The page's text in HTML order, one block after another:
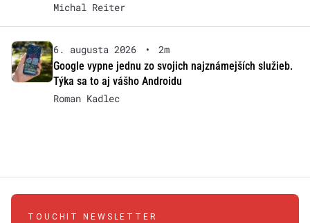
Michal Reiter
6. augusta 2026 •
2m
Google vypne jednu zo svojich najznámejších služieb.
Týka sa to aj vášho Androidu
Roman Kadlec
TOUCHIT NEWSLETTER